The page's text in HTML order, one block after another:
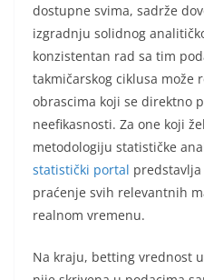
dostupne svima, sadrže
izgradnju solidnog
konzistentan rad sa tim
takmičarskog ciklusa
obrascima koji se direktno
neefikasnosti. Za one koji
metodologiju statističke
statistički portal
praćenje svih relevantnih
realnom vremenu.
Na kraju, betting vrednost